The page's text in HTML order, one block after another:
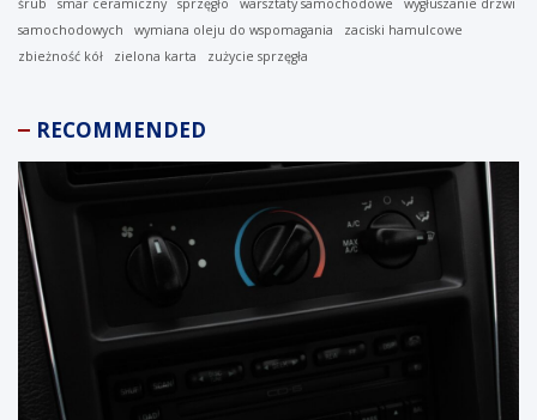
śrub
smar ceramiczny sprzęgło warsztaty samochodowe
wygłuszanie drzwi
samochodowych
wymiana oleju do wspomagania
zaciski hamulcowe
zbieżność kół
zielona karta zużycie sprzęgła
RECOMMENDED